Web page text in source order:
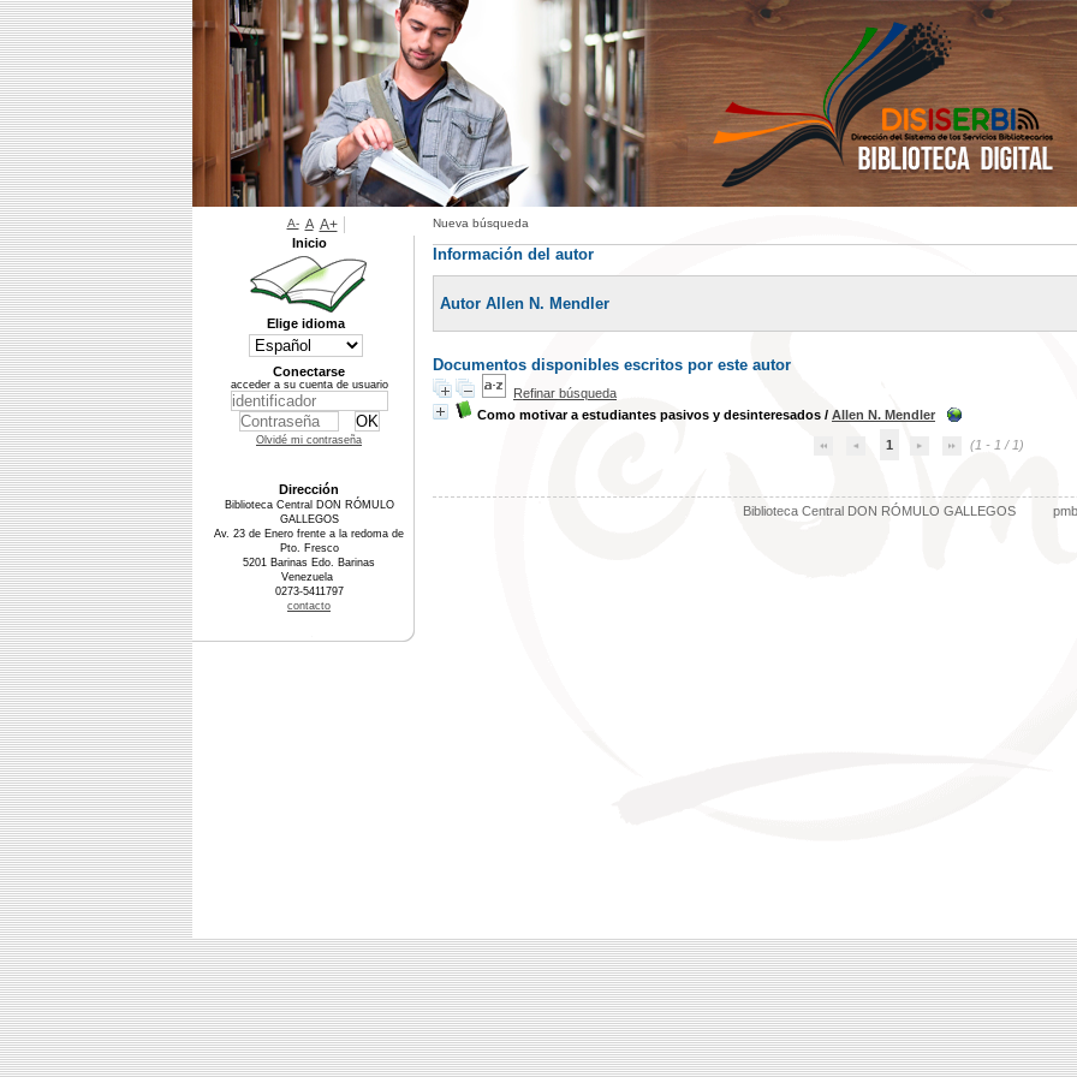
Nueva búsqueda
Información del autor
Autor Allen N. Mendler
Documentos disponibles escritos por este autor
Refinar búsqueda
Como motivar a estudiantes pasivos y desinteresados / Allen N. Mendler
1 (1 - 1 / 1)
Biblioteca Central DON RÓMULO GALLEGOS pmb
A- A A+
Inicio
Elige idioma
Conectarse
acceder a su cuenta de usuario
Olvidé mi contraseña
Dirección
Biblioteca Central DON RÓMULO
GALLEGOS
Av. 23 de Enero frente a la redoma de
Pto. Fresco
5201 Barinas Edo. Barinas
Venezuela
0273-5411797
contacto